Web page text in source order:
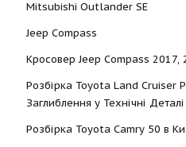
Mitsubishi Outlander SE
Jeep Compass
Кросовер Jeep Compass 2017,
Розбірка Toyota Land Cruiser
Заглиблення у Технічні Деталі
Розбірка Toyota Camry 50 в